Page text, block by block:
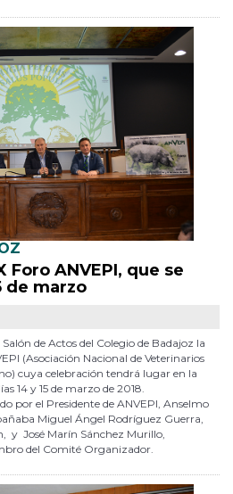
ANVEPI, que se
de marzo
de Actos del Colegio de Badajoz la
(Asociación Nacional de Veterinarios
cuya celebración tendrá lugar en la
14 y 15 de marzo de 2018.
por el Presidente de ANVEPI, Anselmo
Miguel Ángel Rodríguez Guerra,
y José Marín Sánchez Murillo,
del Comité Organizador.